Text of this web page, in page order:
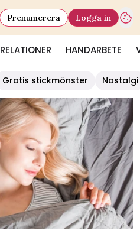
RELATIONER HANDARBETE
Prenumerera Logga in
Gratis stickmönster Nostalgi